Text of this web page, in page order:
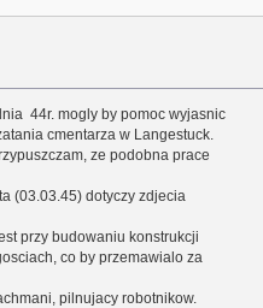
44r. mogly by pomoc wyjasnic
cmentarza w Langestuck.
ze podobna prace
(03.03.45) dotyczy zdjecia
przy budowaniu konstrukcji
co by przemawialo za
pilnujacy robotnikow.